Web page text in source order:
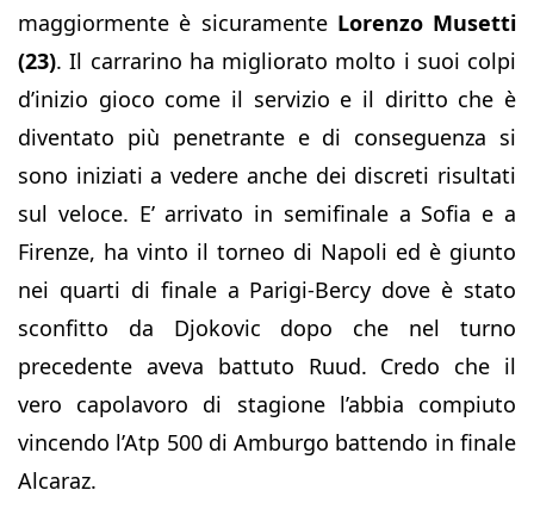
maggiormente è sicuramente Lorenzo Musetti
(23). Il carrarino ha migliorato molto i suoi colpi
d’inizio gioco come il servizio e il diritto che è
diventato più penetrante e di conseguenza si
sono iniziati a vedere anche dei discreti risultati
sul veloce. E’ arrivato in semifinale a Sofia e a
Firenze, ha vinto il torneo di Napoli ed è giunto
nei quarti di finale a Parigi-Bercy dove è stato
sconfitto da Djokovic dopo che nel turno
precedente aveva battuto Ruud. Credo che il
vero capolavoro di stagione l’abbia compiuto
vincendo l’Atp 500 di Amburgo battendo in finale
Alcaraz.